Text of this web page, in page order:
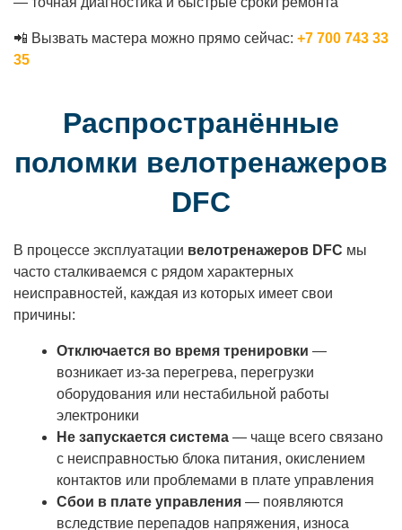
📲 Вызвать мастера можно прямо сейчас: +7 700 743 33
35
Распространённые
поломки велотренажеров
DFC
В процессе эксплуатации велотренажеров DFC мы
часто сталкиваемся с рядом характерных
неисправностей, каждая из которых имеет свои
причины:
Отключается во время тренировки —
возникает из-за перегрева, перегрузки
оборудования или нестабильной работы
электроники
Не запускается система — чаще всего связано
с неисправностью блока питания, окислением
контактов или проблемами в плате управления
Сбои в плате управления — появляются
вследствие перепадов напряжения, износа